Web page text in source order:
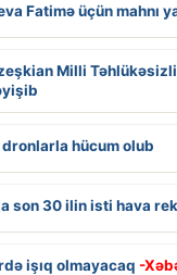
Fatimə üçün mahnı
Milli
hücum olub
son 30 ilin isti hava
işıq olmayacaq -